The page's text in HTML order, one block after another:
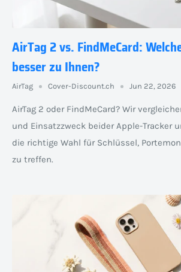
AirTag 2 vs. FindMeCard:
besser zu Ihnen?
AirTag Cover-Discount.ch Jun 22, 2026
AirTag 2 oder FindMeCard? Wir
und Einsatzzweck beider Apple-Tracker
die richtige Wahl für Schlüssel,
zu treffen.